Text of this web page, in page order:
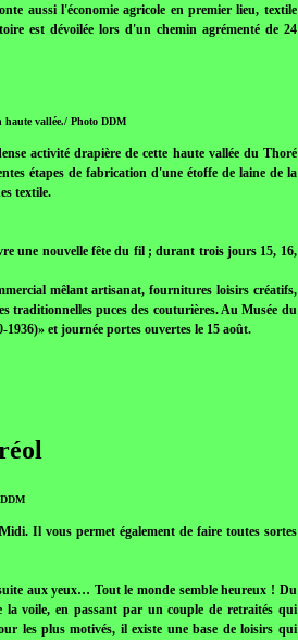
aussi l'économie agricole en premier lieu, textile
est dévoilée lors d'un chemin agrémenté de 24
haute vallée./ Photo DDM
activité drapière de cette haute vallée du Thoré
étapes de fabrication d'une étoffe de laine de la
textile.
une nouvelle fête du fil ; durant trois jours 15, 16,
mêlant artisanat, fournitures loisirs créatifs,
traditionnelles puces des couturières. Au Musée du
et journée portes ouvertes le 15 août.
Il vous permet également de faire toutes sortes
aux yeux… Tout le monde semble heureux ! Du
voile, en passant par un couple de retraités qui
les plus motivés, il existe une base de loisirs qui